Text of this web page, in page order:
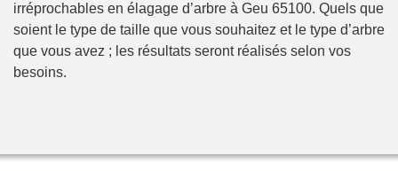
irréprochables en élagage d’arbre à Geu 65100. Quels que
soient le type de taille que vous souhaitez et le type d’arbre
que vous avez ; les résultats seront réalisés selon vos
besoins.